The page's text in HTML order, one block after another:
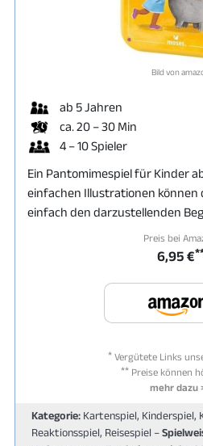
Bild von
ab 5 Jahren
ca. 20 – 30 Min
4 – 10 Spieler
Ein Pantomimespiel für Kinder
einfachen Illustrationen können
einfach den darzustellenden
Preis bei
6,95 €
*Vergütete Links
**Preise können
mehr dazu
Kategorie: Kartenspiel, Kinderspiel,
Reaktionsspiel, Reisespiel –